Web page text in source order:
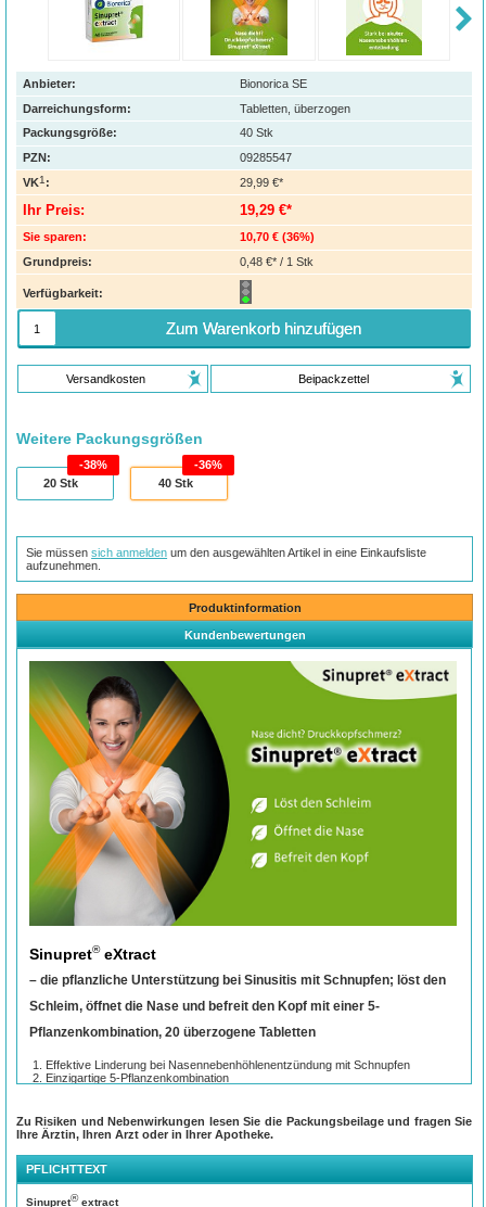
Anbieter:
Bionorica SE
Darreichungsform:
Tabletten, überzogen
Packungsgröße:
40 Stk
PZN:
09285547
VK1: 29,99 €*
Ihr Preis: 19,29 €*
Sie sparen: 10,70 € (36%)
Grundpreis:
0,48 €* / 1 Stk
Verfügbarkeit:
Zum Warenkorb hinzufügen
Versandkosten Beipackzettel
Weitere Packungsgrößen
20 Stk
38%
40Stk
36%
Sie müssensich anmelden um den ausgewählten Artikel in eine Einkaufsliste
aufzunehmen.
Produktinformation
Kundenbewertungen
Sinupret®eXtract
– die pflanzliche Unterstützung bei Sinusitis mit Schnupfen; löst den
Schleim, öffnet die Nase und befreit den Kopf mit einer 5-
Pflanzenkombination, 20 überzogene Tabletten
Effektive Linderung bei Nasennebenhöhlenentzündung mit Schnupfen
Einzigartige 5-Pflanzenkombination
Vegan, laktosefrei und glutenfrei
Gut verträglich und einfach anwendbar
Sinupret®eXtract – Nase dicht? Schnupfen? Druckkopfschmerz?
Bei vielen Menschen führen eine Erkältung, eine Grippe oder andere Infekte zu
einer akuten Nasennebenhöhlenentzündung. Dabei sind die Nasenschleimhäute
Zu Risiken und Nebenwirkungen lesen Sie die Packungsbeilage und fragen Sie
Ihre Ärztin, Ihren Arzt oder in Ihrer Apotheke.
PFLICHTTEXT
Sinupret® extract